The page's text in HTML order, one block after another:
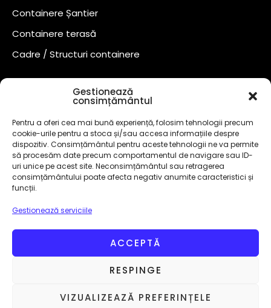
Gestionează
consimțământul
Pentru a oferi cea mai bună experiență, folosim tehnologii precum
cookie-urile pentru a stoca și/sau accesa informațiile despre
dispozitiv. Consimțământul pentru aceste tehnologii ne va permite
să procesăm date precum comportamentul de navigare sau ID-
uri unice pe acest site. Neconsimțământul sau retragerea
consimțământului poate afecta negativ anumite caracteristici și
funcții.
Gestionează serviciile
ACCEPTĂ
RESPINGE
VIZUALIZEAZĂ PREFERINȚELE
Containere Șantier
Containere terasă
Cadre / Structuri containere
©2024– Toate drepturile rezervate!
înregistratăOSIM.Design ByAllmaDesign
Politică Cookies
Termeni și Condiții
Prelucrarea datelor
Politică de confidențialitate